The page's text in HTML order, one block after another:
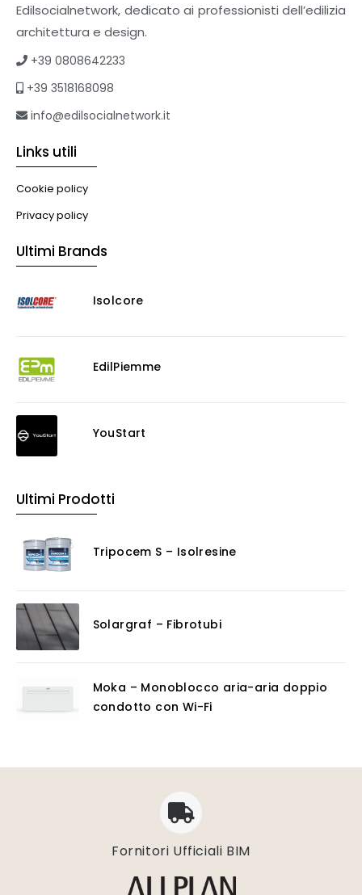
Edilsocialnetwork, dedicato ai professionisti dell’edilizia
architettura e design.
+39 0808642233
+39 3518168098
info@edilsocialnetwork.it
Links utili
Cookie policy
Privacy policy
Ultimi Brands
Isolcore
EdilPiemme
YouStart
Ultimi Prodotti
Tripocem S – Isolresine
Solargraf – Fibrotubi
Moka – Monoblocco aria-aria doppio
condotto con Wi-Fi
Fornitori Ufficiali BIM